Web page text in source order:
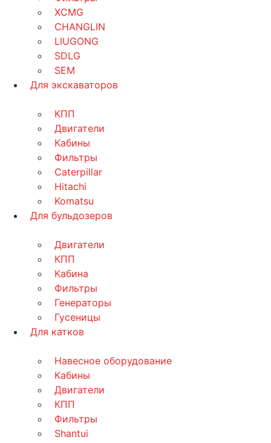
XCMG
CHANGLIN
LIUGONG
SDLG
SEM
Для экскаваторов
КПП
Двигатели
Кабины
Фильтры
Caterpillar
Hitachi
Komatsu
Для бульдозеров
Двигатели
КПП
Кабина
Фильтры
Генераторы
Гусеницы
Для катков
Навесное оборудование
Кабины
Двигатели
КПП
Фильтры
Shantui